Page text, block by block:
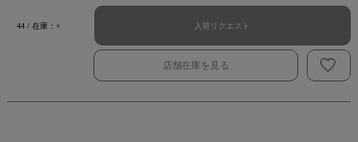
44 / 在庫：× 入荷リクエスト
店舗在庫を見る